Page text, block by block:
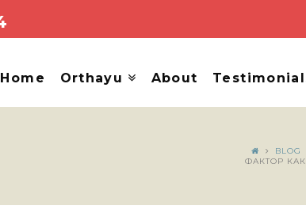
Home Orthayu About
BLOG
ФАКТОР